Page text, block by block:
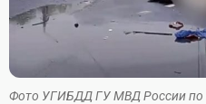
Фото УГИБДД ГУ МВД России по